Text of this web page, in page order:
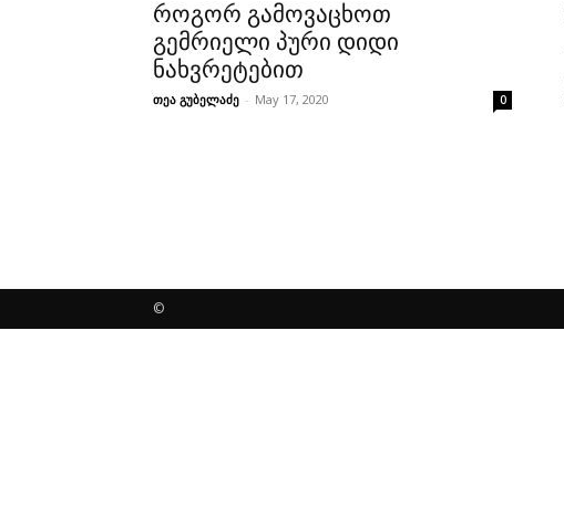
როგორ გამოვაცხოთ
გემრიელი პური დიდი
ნახვრეტებით
თეა გუბელაძე - May 17, 2020 0
©